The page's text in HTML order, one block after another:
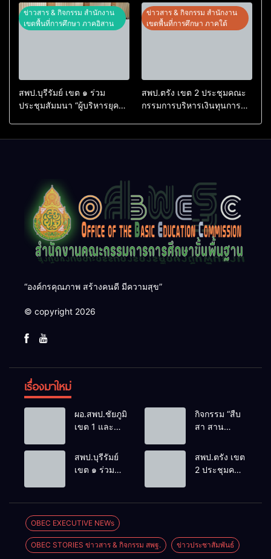
นำการศึกษาไทยสู่อนาคต”
ประจำเขตตรวจราชการที่ 13
ประจำปีการศึกษา 2569
ข่าวสาร & กิจกรรม สำนักงาน
เขตพื้นที่การศึกษา ภาคอิสาน
สพป.บุรีรัมย์ เขต ๑ ร่วม
ประชุมสัมมนา “ผู้บริหารยุค
ข่าวสาร & กิจกรรม สำนักงาน
เขตพื้นที่การศึกษา ภาคใต้
สพป.ตรัง เขต 2 ประชุมคณะ
กรรมการบริหารเงินทุนการ
“องค์กรคุณภาพ สร้างคนดี มีความสุข”
© copyright 2026
เรื่องมาใหม่
ผอ.สพป.ชัยภูมิ
เขต 1 และ
ประชุม
สัมมนาทาง
นำการศึกษา
ไทยสู่อนาคต”
ประจำเขต
ตรวจราชการ
ที่ 13
กิจกรรม “สืบ
สา สาน
ล้านนาวิถี สู่
โลกแห่งการ
เรียนรู้”
สันพระเนตร
สพป.บุรีรัมย์
เขต ๑ ร่วม
นำการศึกษา
ไทยสู่อนาคต”
เขตตรวจ
สพป.ตรัง เขต
2 ประชุมคณะ
2569
OBEC EXECUTIVE NEWs
OBEC STORIES ข่าวสาร & กิจกรรม สพฐ. ข่าวประชาสัมพันธ์